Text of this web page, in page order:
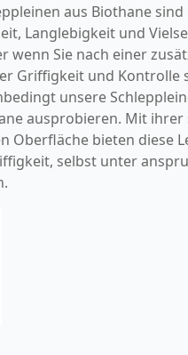
aus Biothane
Langlebigkeit und
wenn Sie nach einer
Griffigkeit und Kontrolle
unsere
ausprobieren. Mit ihrer
Oberfläche bieten diese
selbst unter